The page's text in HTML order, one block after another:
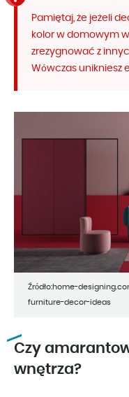
Pamiętaj, że jeżeli
kolor w domowym
zrezygnować z
Wówczas unikniesz
Źródło:home-
furniture-decor-ideas
Czy
wnętrza?